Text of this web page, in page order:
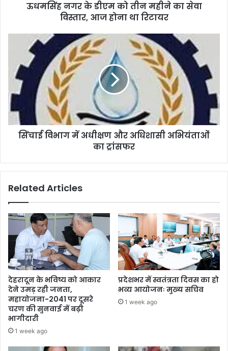
ऊधमसिंह नगर के डीएम को तीन महीने का सेवा
विस्तार, आज होना था रिटायर
सिंचाई विभाग में अधीक्षण और अधिशासी अभियंताओं
का ट्रांसफर
Related Articles
देहरादून के भविष्य को आकार
देने उमड़ रही जनता,
महायोजना-2041 पर दूसरे
चरण की सुनवाई में बढ़ी
भागीदारी
1 week ago
प्रदेशभर में स्वतंत्रता दिवस का हो
भव्य आयोजनः मुख्य सचिव
1 week ago